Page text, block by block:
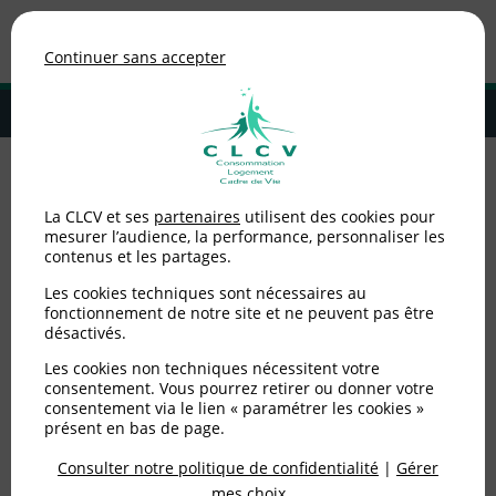
MENU
Adhérer à la CLCV
Notre histoire, nos
valeurs
Qui sommes-nous ?
La CLCV (Consommation, logement et cadre de vie) est
une association nationale qui défend exclusivement les
intérêts spécifiques des consommateurs et des
Continuer sans accepter
La CLCV et ses partenaires utilisent des cookies pour
mesurer l’audience, la performance, personnaliser les
contenus et les partages.
Les cookies techniques sont nécessaires au
fonctionnement de notre site et ne peuvent pas être
désactivés.
Les cookies non techniques nécessitent votre
consentement. Vous pourrez retirer ou donner votre
consentement via le lien « paramétrer les cookies »
présent en bas de page.
Consulter notre politique de confidentialité | Gérer